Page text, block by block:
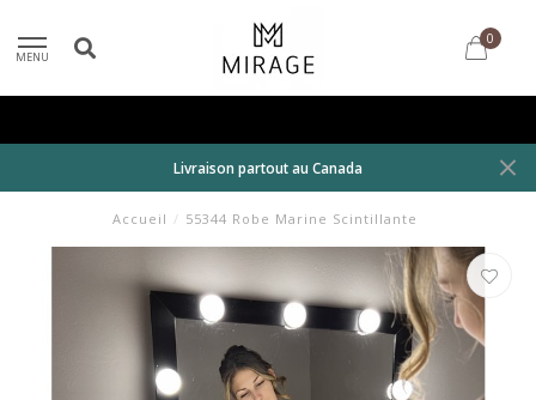
MENU
0
Livraison partout au Canada
Accueil / 55344 Robe Marine Scintillante